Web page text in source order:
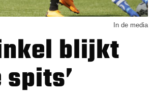
In de media
spits’